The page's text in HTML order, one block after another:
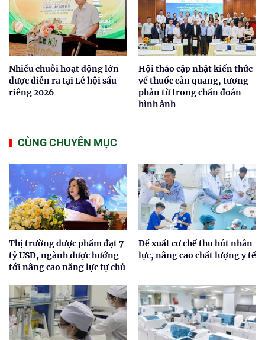
Nhiều chuỗi hoạt động lớn
được diễn ra tại Lễ hội sầu
riêng 2026
Hội thảo cập nhật kiến thức
về thuốc cản quang, tương
phản từ trong chẩn đoán
hình ảnh
CÙNG CHUYÊN MỤC
Thị trường dược phẩm đạt 7
tỷ USD, ngành dược hướng
tới nâng cao năng lực tự chủ
Đề xuất cơ chế thu hút nhân
lực, nâng cao chất lượng y tế